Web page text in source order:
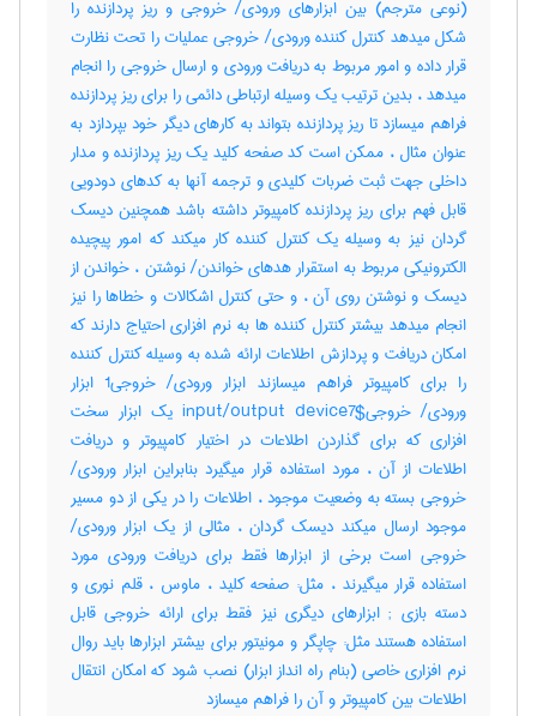
(نوعی مترجم) بین ابزارهای ورودی‎/ خروجی و ریز پردازنده را
شکل میدهد کنترل کننده ورودی‎/ خروجی عملیات را تحت نظارت
قرار داده و امور مربوط به دریافت ورودی و ارسال خروجی را انجام
میدهد ، بدین ترتیب یک وسیله ارتباطی دائمی را برای ریز پردازنده
فراهم میسازد تا ریز پردازنده بتواند به کارهای دیگر خود بپردازد به
عنوان مثال ، ممکن است کد صفحه کلید یک ریز پردازنده و مدار
داخلی جهت ثبت ضربات کلیدی و ترجمه آنها به کدهای دودویی
قابل فهم برای ریز پردازنده کامپیوتر داشته باشد همچنین دیسک
گردان نیز به وسیله یک کنترل کننده کار میکند که امور پیچیده
الکترونیکی مربوط به استقرار هدهای خواندن‎/ نوشتن ، خواندن از
دیسک و نوشتن روی آن ، و حتی کنترل اشکالات و خطاها را نیز
انجام میدهد بیشتر کنترل کننده ها به نرم افزاری احتیاج دارند که
امکان دریافت و پردازش اطلاعات ارائه شده به وسیله کنترل کننده
را برای کامپیوتر فراهم میسازند ابزار ورودی‎/ خروجی‎1 ابزار
ورودی‎/ خروجی‎input/output device7$ یک ابزار سخت
افزاری که برای گذاردن اطلاعات در اختیار کامپیوتر و دریافت
اطلاعات از آن ، مورد استفاده قرار میگیرد بنابراین ابزار ورودی‎/
خروجی بسته به وضعیت موجود ، اطلاعات را در یکی از دو مسیر
موجود ارسال میکند دیسک گردان ، مثالی از یک ابزار ورودی‎/
خروجی است برخی از ابزارها فقط برای دریافت ورودی مورد
استفاده قرار میگیرند ، مثل: صفحه کلید ، ماوس ، قلم نوری و
دسته بازی‎ ; ابزارهای دیگری نیز فقط برای ارائه خروجی قابل
استفاده هستند مثل: چاپگر و مونیتور برای بیشتر ابزارها باید روال
نرم افزاری خاصی (بنام راه انداز ابزار) نصب شود که امکان انتقال
اطلاعات بین کامپیوتر و آن را فراهم میسازد